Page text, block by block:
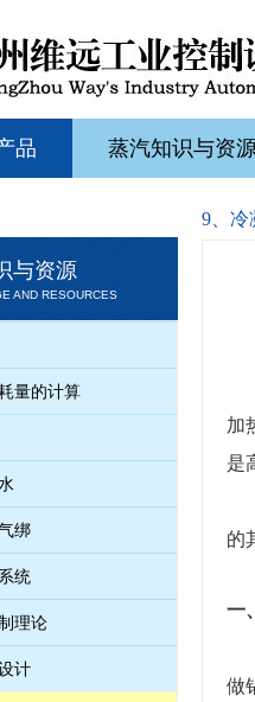
品 蒸汽知识与资
与资源
AND RESOURCES
量的计算
绑
统
理论
计
9、冷
加
是
的
一
做